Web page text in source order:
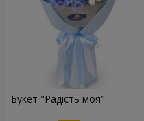
Букет "Радість моя"